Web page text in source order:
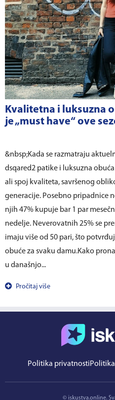
Kvalitetna i luksuzna
je „must have“ ove
&nbsp;Kada se razmatraju
dsqared2 patike i luksuzna
ali spoj kvaliteta, savršenog
generacije. Posebno pripadnice
njih 47% kupuje bar 1 par
nedelje. Neverovatnih 25% se
imaju više od 50 pari, što
obuće za svaku damu.Kako
u današnjo...
Pročitaj više
Politika privatnosti
© iskustva.online.